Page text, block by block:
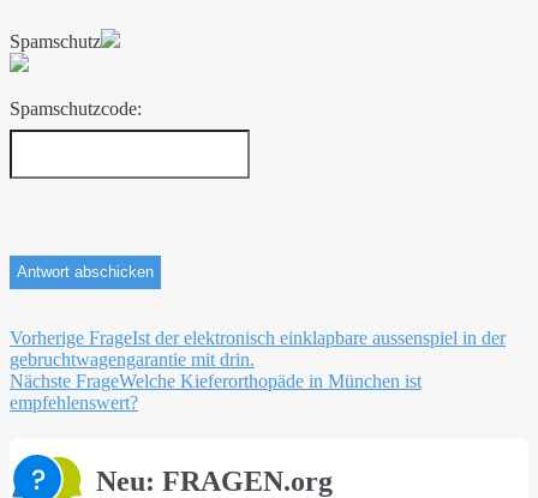
Spamschutz
Spamschutzcode:
Beitragsnavigation
Vorherige FrageIst der elektronisch einklapbare aussenspiel in der
gebruchtwagengarantie mit drin.
Nächste FrageWelche Kieferorthopäde in München ist
empfehlenswert?
Neu: FRAGEN.org